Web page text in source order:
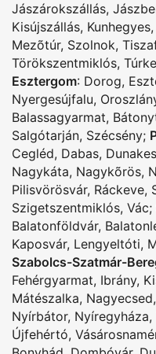
Jászárokszállás,
Kisújszállás, Kunhegyes,
Mezõtúr, Szolnok,
Törökszentmiklós,
Esztergom: Dorog,
Nyergesújfalu,
Balassagyarmat,
Salgótarján, Szécsény;
Cegléd, Dabas,
Nagykáta, Nagykõrös,
Pilisvörösvár, Ráckeve,
Szigetszentmiklós, Vác;
Balatonföldvár,
Kaposvár, Lengyeltóti,
Szabolcs-Szatmár-
Fehérgyarmat, Ibrány,
Mátészalka, Nagyecsed,
Nyírbátor, Nyíregyháza,
Újfehértó,